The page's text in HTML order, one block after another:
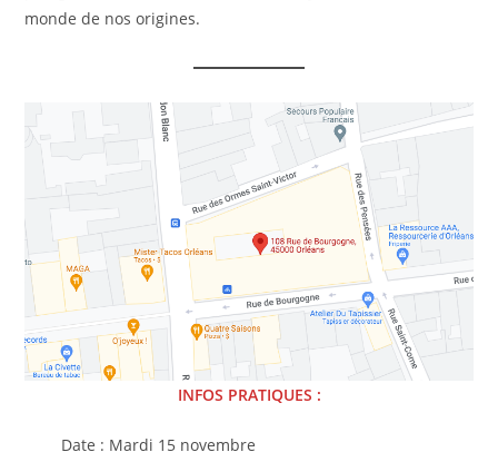
monde de nos origines.
INFOS PRATIQUES :
Date : Mardi 15 novembre